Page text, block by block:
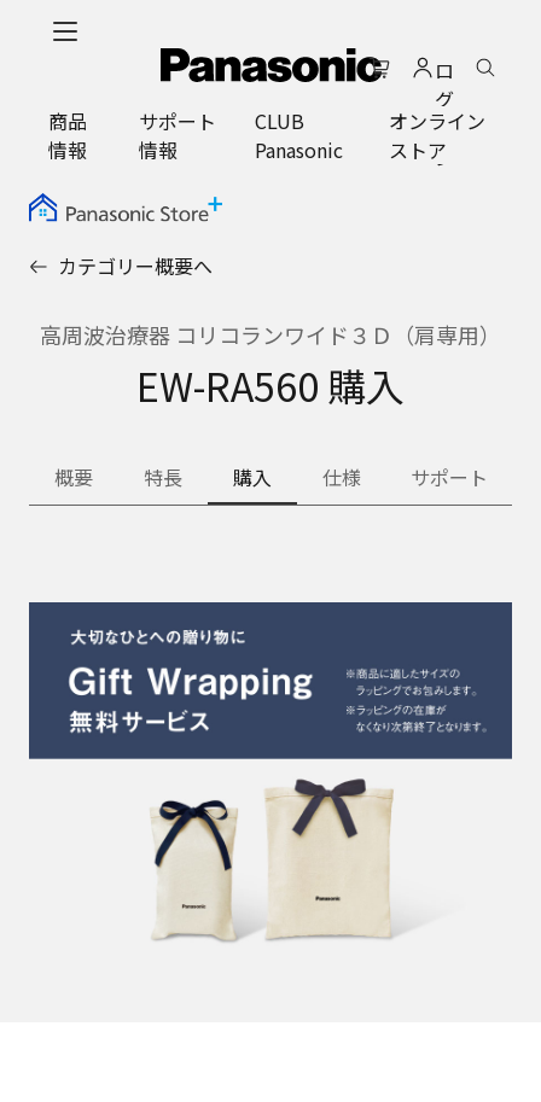
ロ
グ
イ
ン
商品
情報
サポート
情報
CLUB
Panasonic
オンライン
ストア
カテゴリー概要へ
高周波治療器 コリコランワイド３Ｄ（肩専用）
EW-RA560 購入
概要 特長 購入 仕様 サポート